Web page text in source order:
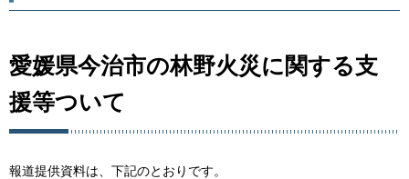
愛媛県今治市の林野火災に関する支
援等ついて
報道提供資料は、下記のとおりです。